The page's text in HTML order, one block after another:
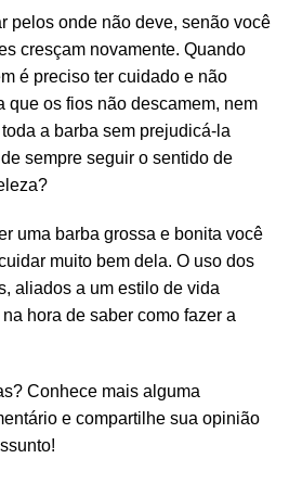
pelos onde não deve, senão você
cresçam novamente. Quando
é preciso ter cuidado e não
que os fios não descamem, nem
a barba sem prejudicá-la
sempre seguir o sentido de
uma barba grossa e bonita você
muito bem dela. O uso dos
aliados a um estilo de vida
hora de saber como fazer a
Conhece mais alguma
e compartilhe sua opinião